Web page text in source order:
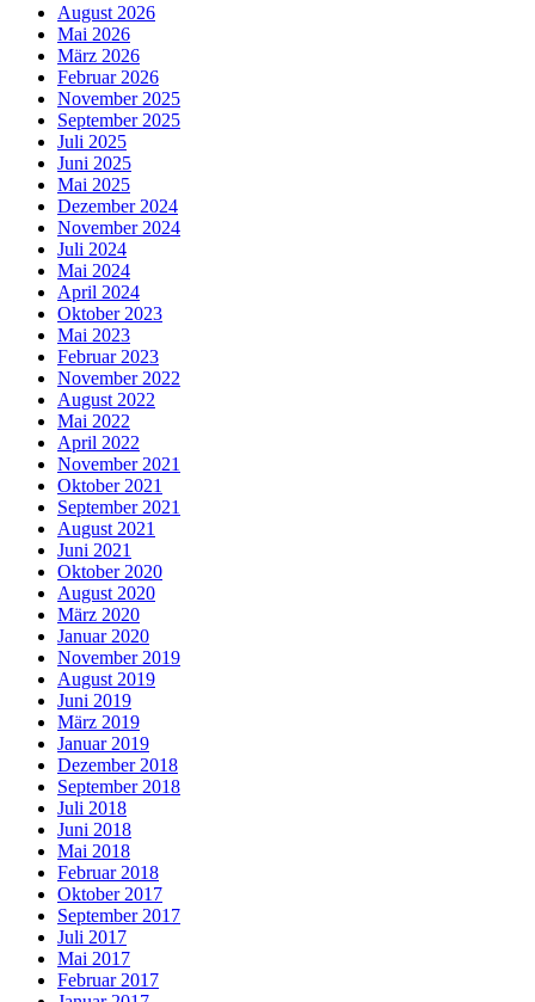
August 2026
Mai 2026
März 2026
Februar 2026
November 2025
September 2025
Juli 2025
Juni 2025
Mai 2025
Dezember 2024
November 2024
Juli 2024
Mai 2024
April 2024
Oktober 2023
Mai 2023
Februar 2023
November 2022
August 2022
Mai 2022
April 2022
November 2021
Oktober 2021
September 2021
August 2021
Juni 2021
Oktober 2020
August 2020
März 2020
Januar 2020
November 2019
August 2019
Juni 2019
März 2019
Januar 2019
Dezember 2018
September 2018
Juli 2018
Juni 2018
Mai 2018
Februar 2018
Oktober 2017
September 2017
Juli 2017
Mai 2017
Februar 2017